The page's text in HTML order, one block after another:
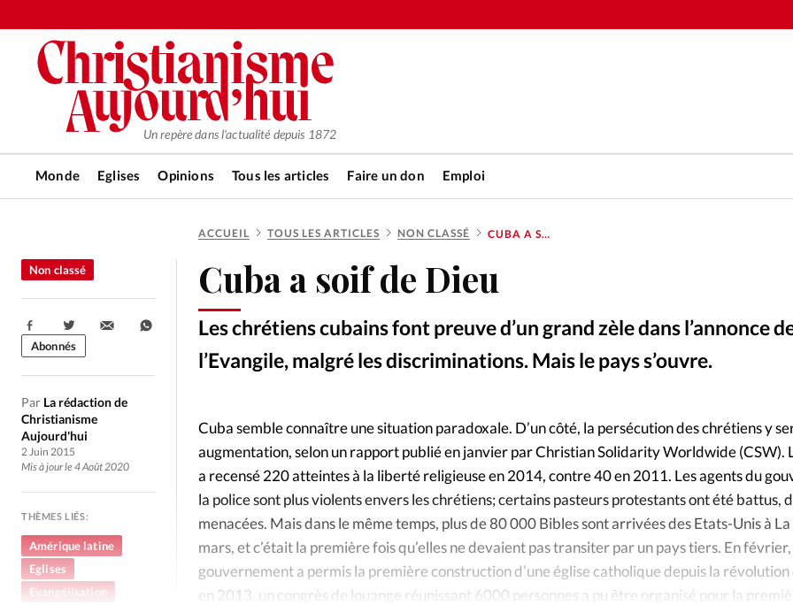
Un repère dans l'actualité depuis 1872
Monde Eglises Opinions Tous les articles Faire un don Emploi
RUBRIQUES
Tous les articles
Actualité chrétienne
Actualité internationale
Chronique
Culture
Génération réveil
Monde
Opinions
Publireportage
Relations Aujourd'hui
Société
Tour du monde des Eglises
À
La
Mon
ACCUEIL TOUS LES ARTICLES NON CLASSÉ CUBA A SOIF DE DIEU
Cuba a soif de Dieu
Les chrétiens cubains font preuve d’un grand zèle dans l’annonce
l’Evangile, malgré les discriminations. Mais le pays s’ouvre.
Non classé
Par La rédaction de
Christianisme
Aujourd'hui
2 Juin 2015
Mis à jour le 4 Août 2020
Partager:
Abonnés
THÈMES LIÉS:
Amérique latine
Eglises
Evangélisation
Cuba semble connaître une situation paradoxale. D’un côté, la persécution des chrétiens y
augmentation, selon un rapport publié en janvier par Christian Solidarity Worldwide (CSW).
a recensé 220 atteintes à la liberté religieuse en 2014, contre 40 en 2011. Les agents du
la police sont plus violents envers les chrétiens; certains pasteurs protestants ont été battus,
menacées. Mais dans le même temps, plus de 80 000 Bibles sont arrivées des Etats-Unis à
mars, et c’était la première fois qu’elles ne devaient pas transiter par un pays tiers. En février,
gouvernement a permis la première construction d’une église catholique depuis la
en 2013, un congrès de louange réunissant 6000 personnes a pu être organisé pour la